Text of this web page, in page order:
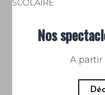
Nos
A partir